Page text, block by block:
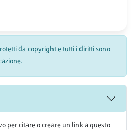
da copyright e tutti i diritti sono
per citare o creare un link a questo